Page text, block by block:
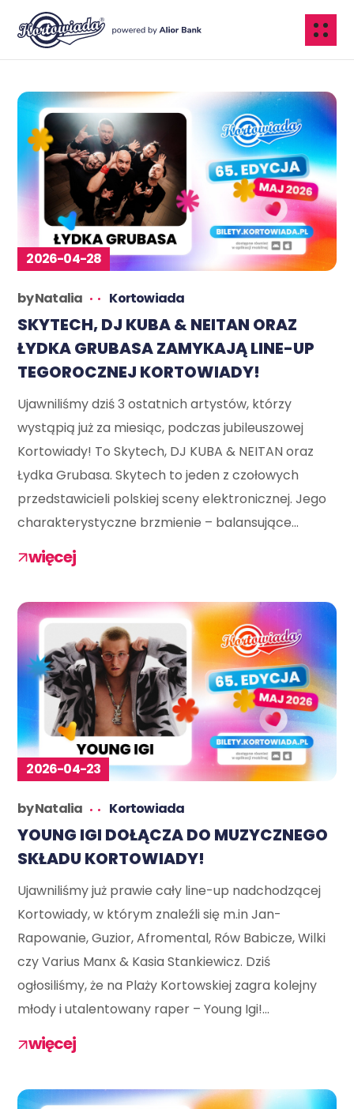
2026-04-28
byNatalia Kortowiada
SKYTECH, DJ KUBA & NEITAN ORAZ
ŁYDKA GRUBASA ZAMYKAJĄ LINE-UP
TEGOROCZNEJ KORTOWIADY!
Ujawniliśmy dziś 3 ostatnich artystów, którzy
wystąpią już za miesiąc, podczas jubileuszowej
Kortowiady! To Skytech, DJ KUBA & NEITAN oraz
Łydka Grubasa. Skytech to jeden z czołowych
przedstawicieli polskiej sceny elektronicznej. Jego
charakterystyczne brzmienie – balansujące...
więcej
2026-04-23
byNatalia Kortowiada
YOUNG IGI DOŁĄCZA DO MUZYCZNEGO
SKŁADU KORTOWIADY!
Ujawniliśmy już prawie cały line-up nadchodzącej
Kortowiady, w którym znaleźli się m.in Jan-
Rapowanie, Guzior, Afromental, Rów Babicze, Wilki
czy Varius Manx & Kasia Stankiewicz. Dziś
ogłosiliśmy, że na Plaży Kortowskiej zagra kolejny
młody i utalentowany raper – Young Igi!...
więcej